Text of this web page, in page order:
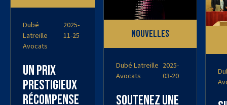
Dubé
Latreille
Avocats
2025-
11-25
Un prix
prestigieux
récompense
Nouvelles
Dubé Latreille
Avocats
2025-
03-20
Soutenez une